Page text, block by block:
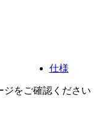
仕様
ジをご確認ください